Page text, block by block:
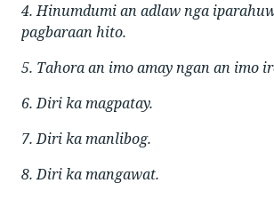
4. Hinumdumi an adlaw nga
pagbaraan hito.
5. Tahora an imo amay ngan an imo
6. Diri ka magpatay.
7. Diri ka manlibog.
8. Diri ka mangawat.